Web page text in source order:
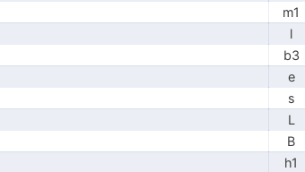
m1
l
b3
e
s
L
B
h1